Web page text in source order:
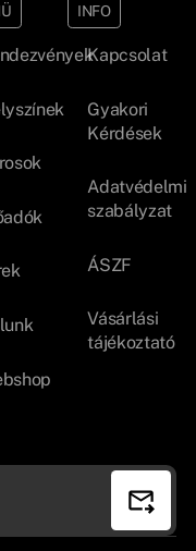
INFO
Kapcsolat
Gyakori
Kérdések
Adatvédelmi
szabályzat
ÁSZF
Vásárlási
tájékoztató